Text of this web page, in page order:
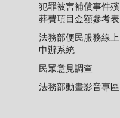
犯罪被害補償事件殯
葬費項目金額參考表
法務部便民服務線上
申辦系統
民眾意見調查
法務部動畫影音專區